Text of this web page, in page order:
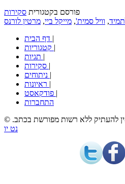
פורסם בקטגורית סקירות
, וויל סמית', מייקל ביי, מרטין לורנס
|
|
|
|
|
|
|
התחברות
להעתיק ללא רשות מפורשת בכתב.
נט יו